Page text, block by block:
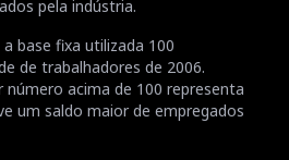
pela indústria.
base fixa utilizada 100
de trabalhadores de 2006.
número acima de 100 representa
um saldo maior de empregados